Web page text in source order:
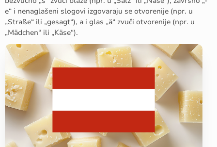
e“ i nenaglašeni slogovi izgovaraju se otvorenije (npr. u
„Straße“ ili „gesagt“), a i glas „ä“ zvuči otvorenije (npr. u
„Mädchen“ ili „Käse“).